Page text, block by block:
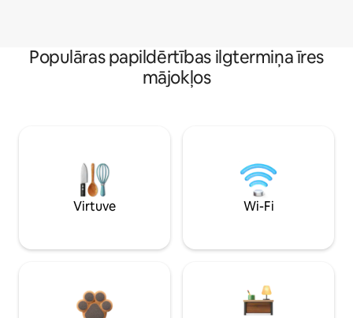
Populāras papildērtības ilgtermiņa īres
mājokļos
Virtuve Wi-Fi